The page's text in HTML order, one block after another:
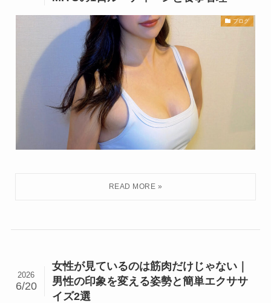
ブログ
女性が見ているのは筋肉だけじゃない｜
男性の印象を変える姿勢と簡単エクササ
イズ2選
2026
6/20